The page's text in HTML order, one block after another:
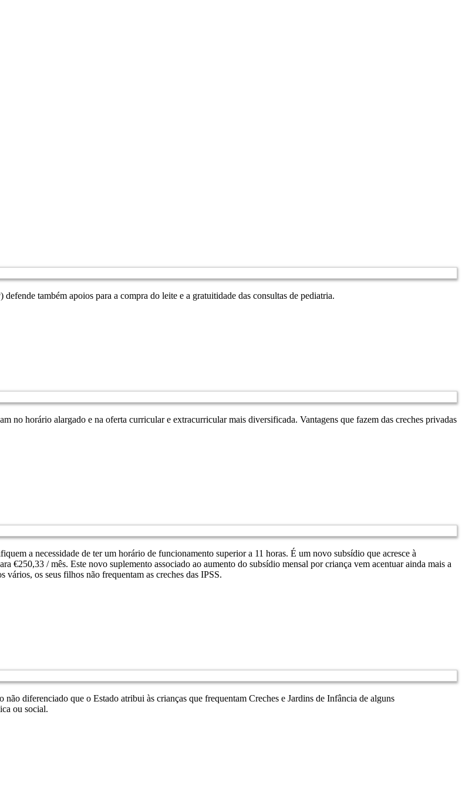
também apoios para a compra do leite e a gratuitidade das consultas de pediatria.
no horário alargado e na oferta curricular e extracurricular mais diversificada. Vantagens que fazem das creches privadas
a necessidade de ter um horário de funcionamento superior a 11 horas. É um novo subsídio que acresce à
€250,33 / mês. Este novo suplemento associado ao aumento do subsídio mensal por criança vem acentuar ainda mais a
os seus filhos não frequentam as creches das IPSS.
diferenciado que o Estado atribui às crianças que frequentam Creches e Jardins de Infância de alguns
ou social.